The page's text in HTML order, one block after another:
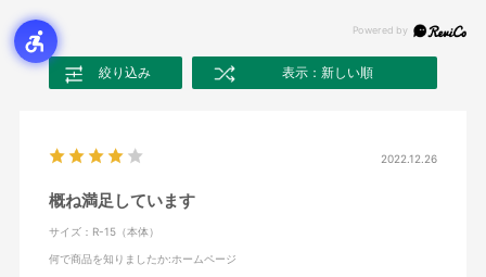
絞り込み 表示：新しい順
2022.12.26
概ね満足しています
サイズ：R-15（本体）
何で商品を知りましたか:ホームページ